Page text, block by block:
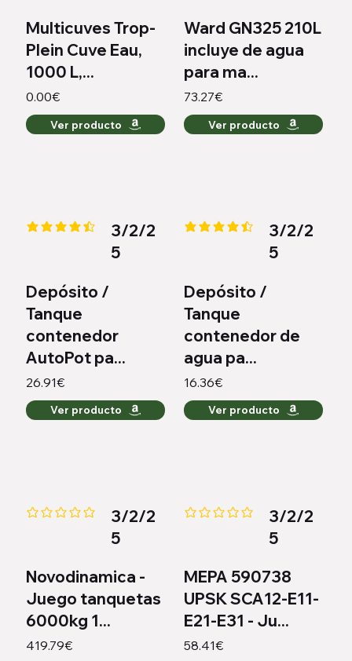
Multicuves Trop-
Plein Cuve Eau,
1000 L,...
0.00€
Ver producto
Ward GN325 210L
incluye de agua
para ma...
73.27€
Ver producto
la calificación promedio es 4.4 de 5
3/2/2
5
Depósito /
Tanque
contenedor
AutoPot pa...
26.91€
Ver producto
la calificación promedio es 4.6
3/2/2
5
Depósito /
Tanque
contenedor de
agua pa...
16.36€
Ver producto
Aún no hay calificaciones
3/2/2
5
Novodinamica -
Juego tanquetas
6000kg 1...
419.79€
Aún no hay calificaciones
3/2/2
5
MEPA 590738
UPSK SCA12-E11-
E21-E31 - Ju...
58.41€